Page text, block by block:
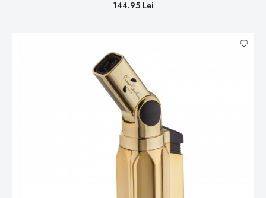
144.95 Lei